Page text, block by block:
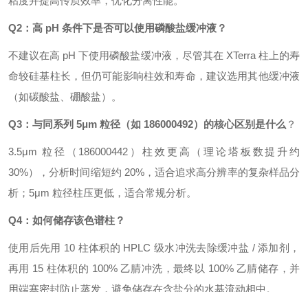
Q2：高 pH 条件下是否可以使用磷酸盐缓冲液？
不建议在高 pH 下使用磷酸盐缓冲液，尽管其在 XTerra 柱上的寿
命较硅基柱长，但仍可能影响柱效和寿命，建议选用其他缓冲液
（如碳酸盐、硼酸盐）。
Q3：与同系列 5μm 粒径（如 186000492）的核心区别是什么 ？
3.5μm 粒径（186000442）柱效更高（理论塔板数提升约
30%），分析时间缩短约 20%，适合追求高分辨率的复杂样品分
析；5μm 粒径柱压更低，适合常规分析。
Q4：如何储存该色谱柱？
使用后先用 10 柱体积的 HPLC 级水冲洗去除缓冲盐 / 添加剂，
再用 15 柱体积的 100% 乙腈冲洗，最终以 100% 乙腈储存，并
用端塞密封防止蒸发，避免储存在含盐分的水基流动相中。